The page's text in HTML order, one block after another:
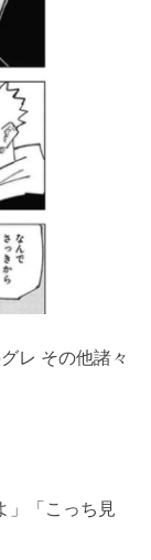
レ その他諸々
」「こっち見